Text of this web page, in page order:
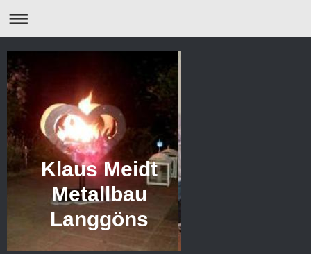
Klaus Meidt
Metallbau
Langgöns